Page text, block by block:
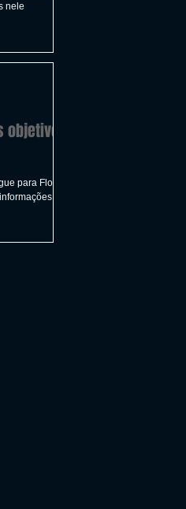
nele
para Florent
que